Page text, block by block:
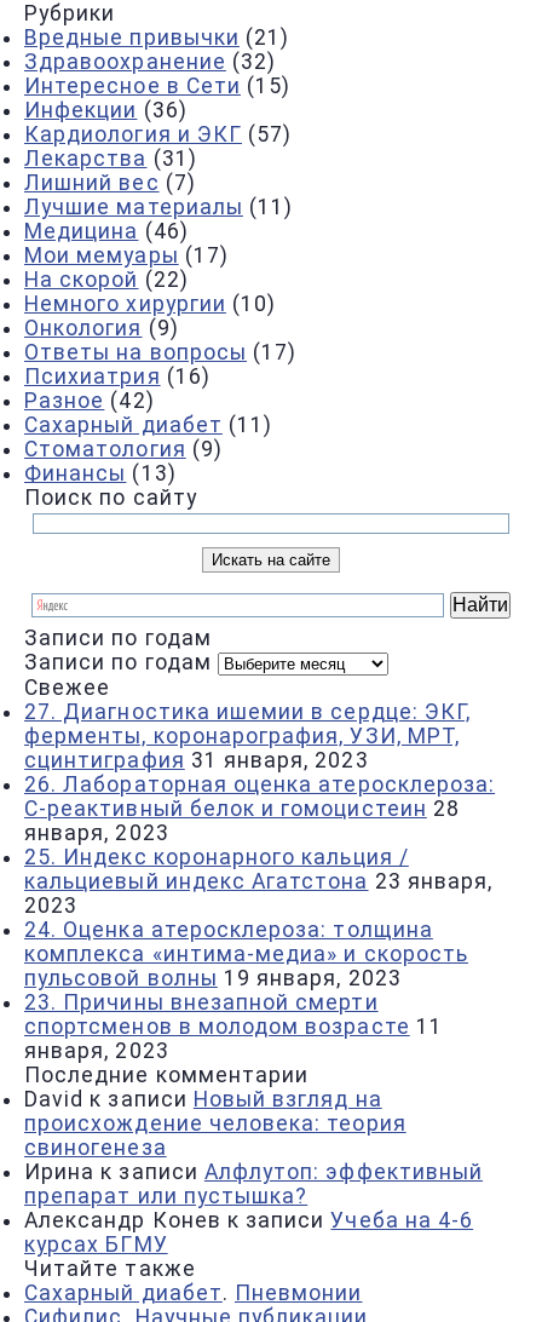
Рубрики
Вредные привычки (21)
Здравоохранение (32)
Интересное в Сети (15)
Инфекции (36)
Кардиология и ЭКГ (57)
Лекарства (31)
Лишний вес (7)
Лучшие материалы (11)
Медицина (46)
Мои мемуары (17)
На скорой (22)
Немного хирургии (10)
Онкология (9)
Ответы на вопросы (17)
Психиатрия (16)
Разное (42)
Сахарный диабет (11)
Стоматология (9)
Финансы (13)
Поиск по сайту
Записи по годам
Записи по годам
Свежее
27. Диагностика ишемии в сердце: ЭКГ,
ферменты, коронарография, УЗИ, МРТ,
сцинтиграфия 31 января, 2023
26. Лабораторная оценка атеросклероза:
С-реактивный белок и гомоцистеин 28
января, 2023
25. Индекс коронарного кальция /
кальциевый индекс Агатстона 23 января,
2023
24. Оценка атеросклероза: толщина
комплекса «интима-медиа» и скорость
пульсовой волны 19 января, 2023
23. Причины внезапной смерти
спортсменов в молодом возрасте 11
января, 2023
Последние комментарии
David к записи Новый взгляд на
происхождение человека: теория
свиногенеза
Ирина к записи Алфлутоп: эффективный
препарат или пустышка?
Александр Конев к записиУчеба на 4-6
курсах БГМУ
Читайте также
Сахарный диабет. Пневмонии
Сифилис
Научные публикации